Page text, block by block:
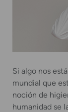
Si algo nos
mundial que
noción de
humanidad se